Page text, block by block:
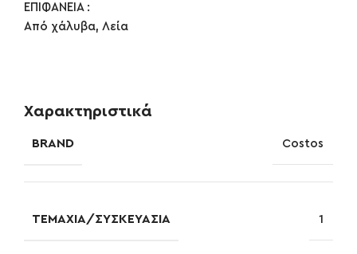
ΕΠΙΦΑΝΕΙΑ :
Από χάλυβα, Λεία
Χαρακτηριστικά
BRAND Costos
ΤΕΜΆΧΙΑ/ΣΥΣΚΕΥΑΣΊΑ 1